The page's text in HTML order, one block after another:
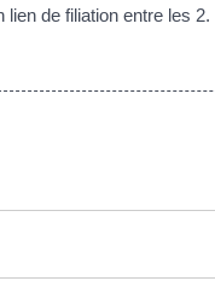
de filiation entre les 2.